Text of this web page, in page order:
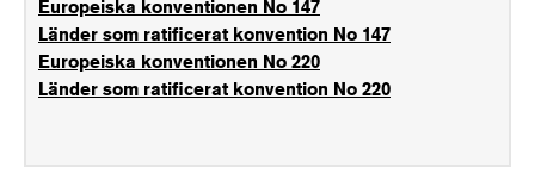
Europeiska konventionen No 147
Länder som ratificerat konvention No 147
Europeiska konventionen No 220
Länder som ratificerat konvention No 220